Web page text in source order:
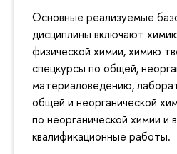
Основные реализуемые
дисциплины включают
физической химии, химию
спецкурсы по общей,
материаловедению,
общей и неорганической
по неорганической химии и
квалификационные работы.